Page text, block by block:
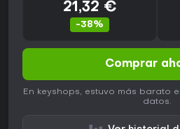
21,32 €
-38%
Comprar
En keyshops, estuvo más barato
datos.